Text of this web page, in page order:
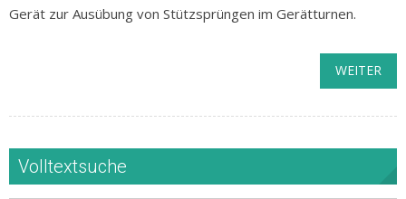
Gerät zur Ausübung von Stützsprüngen im Gerätturnen.
WEITER
Volltextsuche